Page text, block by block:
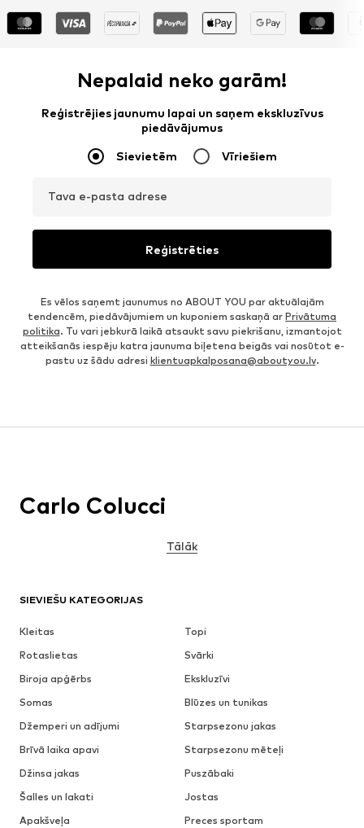
Nepalaid neko garām!
Reģistrējies jaunumu lapai un saņem ekskluzīvus
piedāvājumus
Sievietēm Vīriešiem
Tava e-pasta adrese
Reģistrēties
Es vēlos saņemt jaunumus no ABOUT YOU par aktuālajām
tendencēm, piedāvājumiem un kuponiem saskaņā ar Privātuma
politika. Tu vari jebkurā laikā atsaukt savu piekrišanu, izmantojot
atteikšanās iespēju katra jaunuma biļetena beigās vai nosūtot e-
pastu uz šādu adresi klientuapkalposana@aboutyou.lv.
SIEVIEŠU KATEGORIJAS
Kleitas
Topi
Rotaslietas
Svārki
Biroja apģērbs
Ekskluzīvi
Somas
Blūzes un tunikas
Džemperi un adījumi
Starpsezonu jakas
Brīvā laika apavi
Starpsezonu mēteļi
Džinsa jakas
Puszābaki
Šalles un lakati
Jostas
Apakšveļa
Preces sportam
Carlo Colucci
Tālāk